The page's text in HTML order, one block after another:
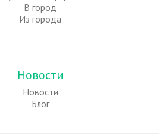
В город
Из города
Новости
Новости
Блог